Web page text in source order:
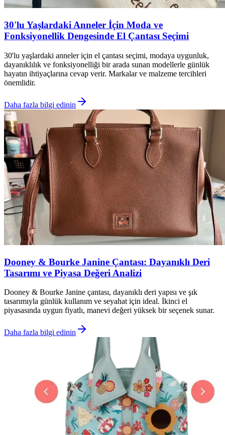
30'lu Yaşlardaki Anneler İçin Moda ve
Fonksiyonellik Dengesinde El Çantası Seçimi
30'lu yaşlardaki anneler için el çantası seçimi, modaya uygunluk,
dayanıklılık ve fonksiyonelliği bir arada sunan modellerle günlük
hayatın ihtiyaçlarına cevap verir. Markalar ve malzeme tercihleri
önemlidir.
Daha fazla bilgi edinin
Dooney & Bourke Janine Çantası: Dayanıklı Deri
Tasarımı ve Piyasa Değeri Analizi
Dooney & Bourke Janine çantası, dayanıklı deri yapısı ve şık
tasarımıyla günlük kullanım ve seyahat için ideal. İkinci el
piyasasında uygun fiyatlı, manevi değeri yüksek bir seçenek sunar.
Daha fazla bilgi edinin